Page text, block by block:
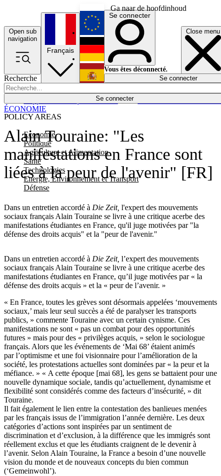
Ga naar de hoofdinhoud
Open sub
navigation
Close menu
Recherche
Se connecter
POLICY AREAS
Economie
Politique
Agriculture et Alimentation
Santé
Technologies
Energie, Environnement et Transport
Défense
Économie
Français
English
Deutsch
Español
Se connecter
Vous êtes déconnecté.
Se connecter
Alain Touraine: "Les
manifestations en France sont
liées à la peur de l'avenir" [FR]
Dans un entretien accordé à Die Zeit, l'expert des mouvements
sociaux français Alain Touraine se livre à une critique acerbe des
manifestations étudiantes en France, qu'il juge motivées par "la
défense des droits acquis" et la "peur de l'avenir."
ÉCONOMIE
Dans un entretien accordé à Die Zeit, l’expert des mouvements
sociaux français Alain Touraine se livre à une critique acerbe des
manifestations étudiantes en France, qu’il juge motivées par « la
défense des droits acquis » et la « peur de l’avenir. »
« En France, toutes les grèves sont désormais appelées ‘mouvements
sociaux,’ mais leur seul succès a été de paralyser les transports
publics, » commente Touraine avec un certain cynisme. Ces
manifestations ne sont « pas un combat pour des opportunités
futures » mais pour des « privilèges acquis, » selon le sociologue
français. Alors que les événements de ‘Mai 68’ étaient animés
par l’optimisme et une foi visionnaire pour l’amélioration de la
société, les protestations actuelles sont dominées par « la peur et la
méfiance. » « A cette époque [mai 68], les gens se battaient pour une
nouvelle dynamique sociale, tandis qu’actuellement, dynamisme et
flexibilité sont considérés comme des facteurs d’insécurité, » dit
Touraine.
Il fait également le lien entre la contestation des banlieues menées
par les français issus de l’immigration l’année dernière. Les deux
catégories d’actions sont inspirées par un sentiment de
discrimination et d’exclusion, à la différence que les immigrés sont
réellement exclus et que les étudiants craignent de le devenir à
l’avenir. Selon Alain Touraine, la France a besoin d’une nouvelle
vision du monde et de nouveaux concepts du bien commun
(‘Gemeinwohl’).